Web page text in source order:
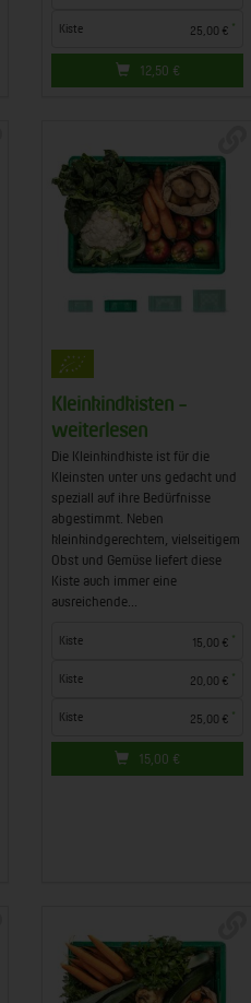
Kiste 25,00 € *
12,50 €
Kleinkindkisten -
weiterlesen
Die Kleinkindkiste ist für die
Kleinsten unter uns gedacht und
speziall auf ihre Bedürfnisse
abgestimmt. Neben
kleinkindgerechtem, vielseitigem
Obst und Gemüse liefert diese
Kiste auch immer eine
ausreichende...
Kiste 15,00 € *
Kiste 20,00 € *
Kiste 25,00 € *
15,00 €